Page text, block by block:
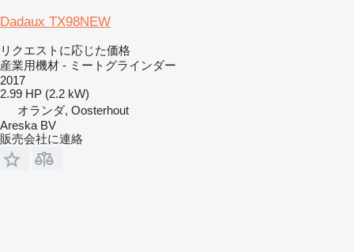
Dadaux TX98NEW
リクエストに応じた価格
産業用機材 - ミートグラインダー
2017
2.99 HP (2.2 kW)
オランダ, Oosterhout
Areska BV
販売会社に連絡